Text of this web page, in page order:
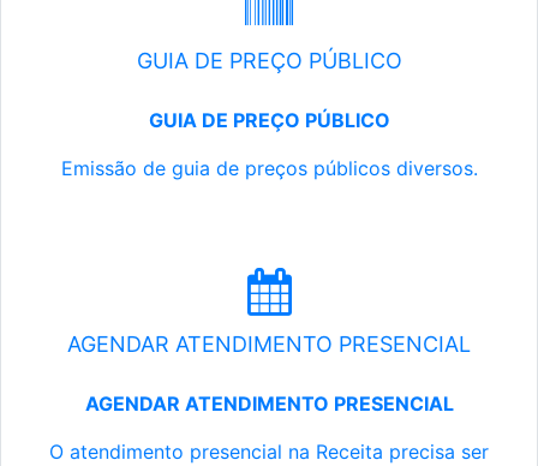
GUIA DE PREÇO PÚBLICO
GUIA DE PREÇO PÚBLICO
Emissão de guia de preços públicos diversos.
AGENDAR ATENDIMENTO PRESENCIAL
AGENDAR ATENDIMENTO PRESENCIAL
O atendimento presencial na Receita precisa ser